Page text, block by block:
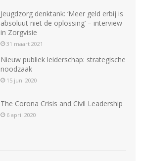
Jeugdzorg denktank: ‘Meer geld erbij is
absoluut niet de oplossing’ – interview
in Zorgvisie
31 maart 2021
Nieuw publiek leiderschap: strategische
noodzaak
15 juni 2020
The Corona Crisis and Civil Leadership
6 april 2020